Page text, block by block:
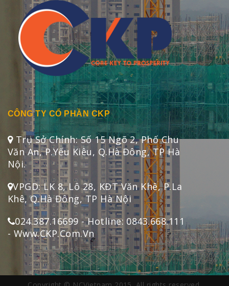
CÔNG TY CỔ PHẦN CKP
Trụ Sở Chính: Số 15 Ngõ 2, Phố Chu
Văn An, P.Yếu Kiêu, Q.Hà Đông, TP Hà
Nội.
VPGD: LK 8, Lô 28, KĐT Văn Khê, P.La
Khê, Q.Hà Đông, TP Hà Nội
024.387.16699 - Hotline: 0843.668.111
- Www.CKP.Com.Vn